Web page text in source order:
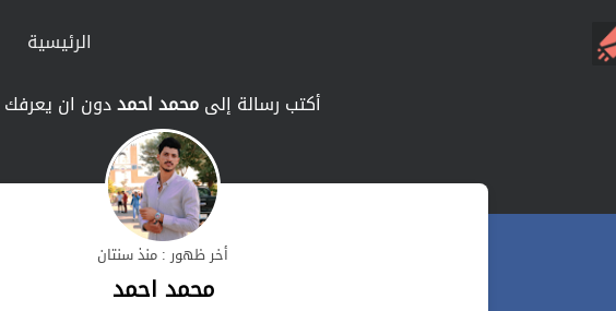
الرئيسية
أكتب رسالة إلىمحمد احمددون ان يعرفك
أخر ظهور : منذ سنتان
محمد احمد